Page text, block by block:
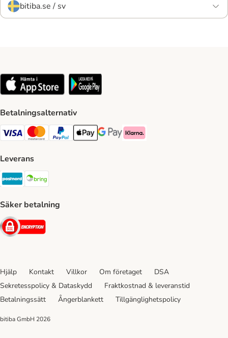
bitiba.se / sv
Betalningsalternativ
VISA Payment Method
Mastercard Payment Method
Paypal Payment Method
Apple Pay Payment Method
Google Pay Payment Method
Klarna Payment Method
Leverans
Postnord Shipping Method
Säker betalning
Security
Hjälp Kontakt Villkor Om företaget
DSA
Sekretesspolicy & Dataskydd
Fraktkostnad & leveranstid
Betalningssätt
Ångerblankett Tillgänglighetspolicy
bitiba GmbH 2026